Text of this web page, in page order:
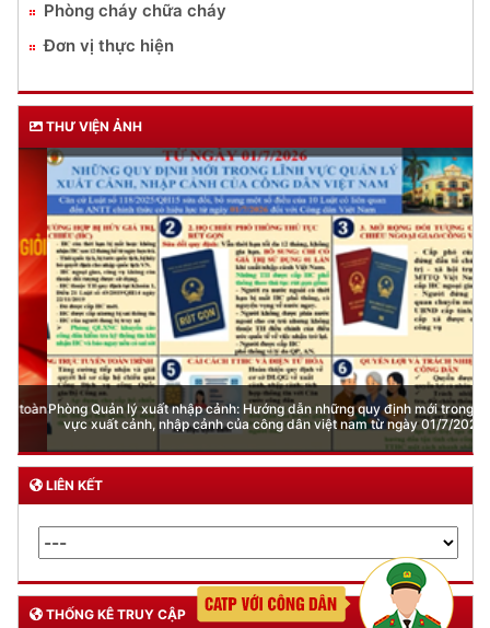
Đăng ký, quản lý phương tiện giao thông cơ giới
đường bộ
Cấp thẻ Căn cước công dân
Quản lý ngành nghề kinh doanh có điều kiện
Đăng ký, quản lý con dấu
Quản lý xuất nhập cảnh
Phòng cháy chữa cháy
Đơn vị thực hiện
THƯ VIỆN ẢNH